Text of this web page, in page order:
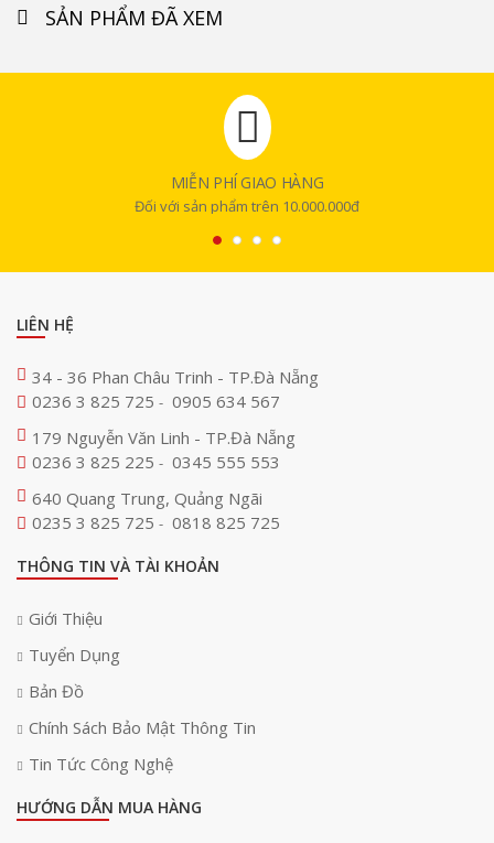
SẢN PHẨM ĐÃ XEM
MIỄN PHÍ GIAO HÀNG
Đối với sản phẩm trên 10.000.000đ
LIÊN HỆ
34 - 36 Phan Châu Trinh - TP.Đà Nẵng
0236 3 825 725 - 0905 634 567
179 Nguyễn Văn Linh - TP.Đà Nẵng
0236 3 825 225 - 0345 555 553
640 Quang Trung, Quảng Ngãi
0235 3 825 725 - 0818 825 725
THÔNG TIN VÀ TÀI KHOẢN
Giới Thiệu
Tuyển Dụng
Bản Đồ
Chính Sách Bảo Mật Thông Tin
Tin Tức Công Nghệ
HƯỚNG DẪN MUA HÀNG